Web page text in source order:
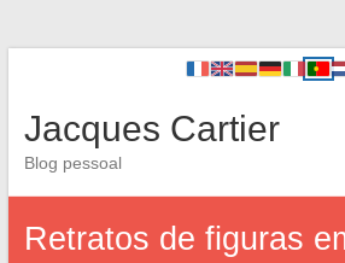
Jacques Cartier
Blog pessoal
Retratos de figuras